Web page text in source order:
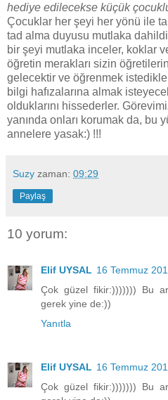
hediye edilecekse küçük
Çocuklar her şeyi her yönü ile
tad alma duyusu mutlaka
bir şeyi mutlaka inceler, koklar
öğretin merakları sizin
gelecektir ve öğrenmek
bilgi hafızalarına almak
olduklarını hissederler.
yanında onları korumak da, bu
annelere yasak:) !!!
Suzy zaman: 09:29
Paylaş
10 yorum:
Elif UYSAL 16 Temmuz
Çok güzel fikir:))))))) Bu
gerek yine de:))
Yanıtla
Elif UYSAL 16 Temmuz
Çok güzel fikir:))))))) Bu